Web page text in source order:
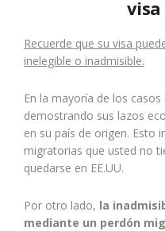
Recuerde que su visa
inelegible o inadmisible.
En la mayoría de los
demostrando sus lazos
en su país de origen. Esto
migratorias que usted no
quedarse en EE.UU.
Por otro lado, la
mediante un perdón